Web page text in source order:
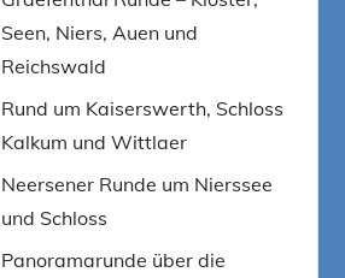
Seen, Niers, Auen und
Reichswald
Rund um Kaiserswerth, Schloss
Kalkum und Wittlaer
Neersener Runde um Nierssee
und Schloss
Panoramarunde über die